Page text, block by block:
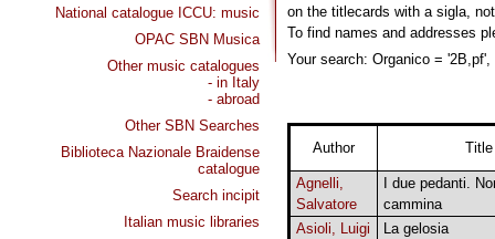
National catalogue ICCU: music
OPAC SBN Musica
Other music catalogues
- in Italy
- abroad
Other SBN Searches
Biblioteca Nazionale Braidense
catalogue
Search incipit
Italian music libraries
on the titlecards with a sigla,
To find names and addresses
Your search: Organico =
Author Title
Agnelli,
Salvatore
I due pedanti.
cammina
Asioli, Luigi
La gelosia